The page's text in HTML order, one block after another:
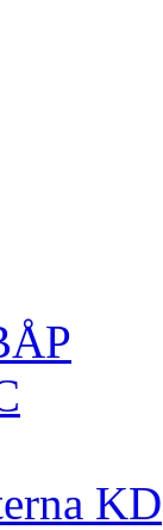
KD